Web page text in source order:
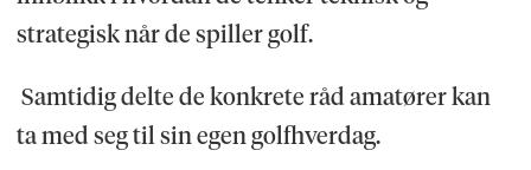
strategisk når de spiller golf.
Samtidig delte de konkrete råd amatører kan
ta med seg til sin egen golfhverdag.